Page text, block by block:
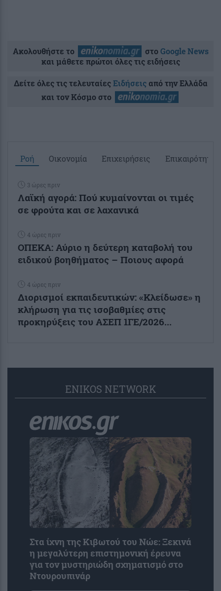
Ακολουθήστε το στοGoogle News
και μάθετε πρώτοι όλες τις ειδήσεις
Δείτε όλες τις τελευταίεςΕιδήσειςαπό την Ελλάδα
και τον Κόσμο στο
Ροή Οικονομία Επιχειρήσεις Επικαιρότητα
3 ώρες πριν
Λαϊκή αγορά: Πού κυμαίνονται οι τιμές
σε φρούτα και σε λαχανικά
4 ώρες πριν
ΟΠΕΚΑ: Αύριο η δεύτερη καταβολή του
ειδικού βοηθήματος – Ποιους αφορά
4 ώρες πριν
Διορισμοί εκπαιδευτικών: «Κλείδωσε» η
κλήρωση για τις ισοβαθμίες στις
προκηρύξεις του ΑΣΕΠ 1ΓΕ/2026...
ENIKOS NETWORK
Στα ίχνη της Κιβωτού του Νώε: Ξεκινά
η μεγαλύτερη επιστημονική έρευνα
για τον μυστηριώδη σχηματισμό στο
Ντουρουπινάρ